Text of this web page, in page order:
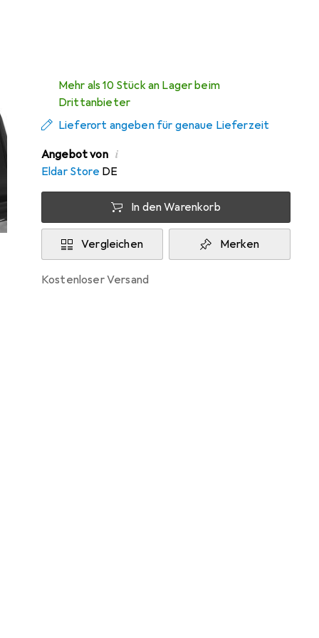
Mehr als 10 Stück an Lager beim
Drittanbieter
Lieferort angeben für genaue Lieferzeit
Angebot von i
Eldar Store DE
In den Warenkorb
Vergleichen Merken
kostenloser Versand